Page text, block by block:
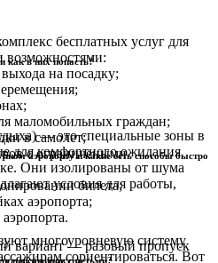
бесплатных услуг для
возможностями:
на посадку;
маломобильных граждан;
в самолет;
с ограничеными
билета;
аэропорта;
как в них попасть?
— это специальные зоны в
для комфортного ожидания
Они изолированы от шума
условия для работы,
вариант — разовый пропуск
аэропорту и какие есть способы быстро
многоуровневую систему
сориентироваться. Вот
пассажиров с детьми?